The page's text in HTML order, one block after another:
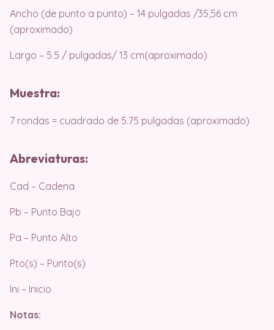
Ancho (de punto a punto) – 14 pulgadas /35,56 cm
(aproximado)
Largo – 5.5 / pulgadas/ 13 cm(aproximado)
Muestra:
7 rondas = cuadrado de 5.75 pulgadas (aproximado)
Abreviaturas:
Cad – Cadena
Pb – Punto Bajo
Pa – Punto Alto
Pto(s) – Punto(s)
Ini – Inicio
Notas: